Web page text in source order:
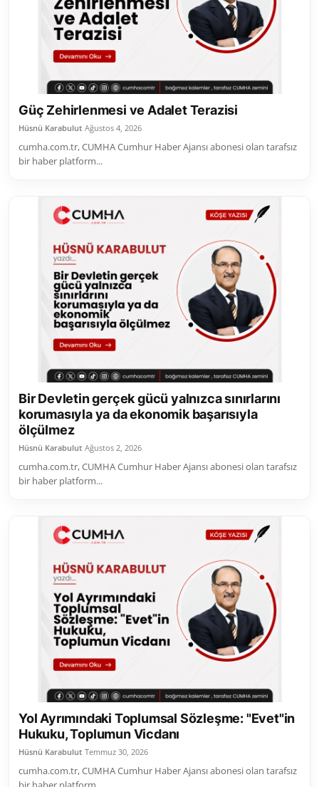
Güç Zehirlenmesi ve Adalet Terazisi
Hüsnü Karabulut Ağustos 4, 2026
cumha.com.tr, CUMHA Cumhur Haber Ajansı abonesi olan tarafsız
bir haber platform...
Bir Devletin gerçek gücü yalnızca sınırlarını
korumasıyla ya da ekonomik başarısıyla
ölçülmez
Hüsnü Karabulut Ağustos 2, 2026
cumha.com.tr, CUMHA Cumhur Haber Ajansı abonesi olan tarafsız
bir haber platform...
Yol Ayrımındaki Toplumsal Sözleşme: "Evet"in
Hukuku, Toplumun Vicdanı
Hüsnü Karabulut Temmuz 30, 2026
cumha.com.tr, CUMHA Cumhur Haber Ajansı abonesi olan tarafsız